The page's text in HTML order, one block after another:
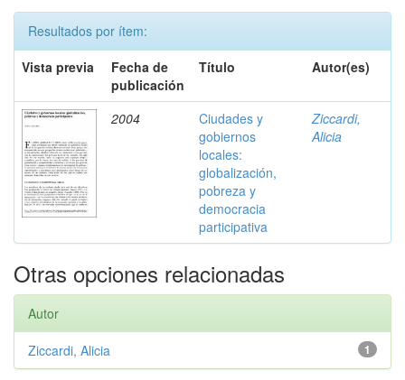
Resultados por ítem:
Vista previa
Fecha de
publicación
Título Autor(es)
2004
Ciudades y
gobiernos
locales:
globalización,
pobreza y
democracia
participativa
Ziccardi,
Alicia
Otras opciones relacionadas
Autor
1
Ziccardi, Alicia